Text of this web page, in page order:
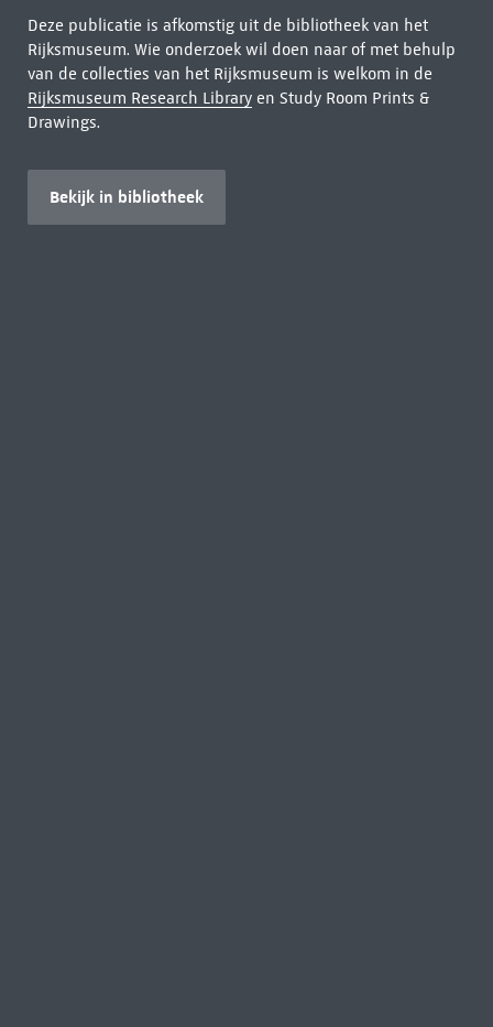
Deze publicatie is afkomstig uit de bibliotheek van het
Rijksmuseum. Wie onderzoek wil doen naar of met behulp
van de collecties van het Rijksmuseum is welkom in de
Rijksmuseum Research Libraryen Study Room Prints &
Drawings.
Bekijk in bibliotheek